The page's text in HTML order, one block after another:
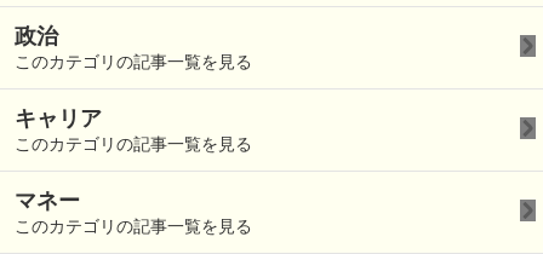
政治
このカテゴリの記事一覧を見る
キャリア
このカテゴリの記事一覧を見る
マネー
このカテゴリの記事一覧を見る